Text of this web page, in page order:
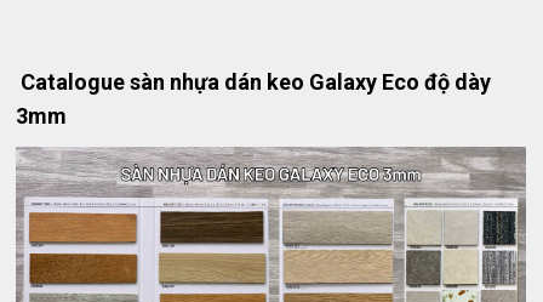
Catalogue sàn nhựa dán keo Galaxy Eco độ dày
3mm